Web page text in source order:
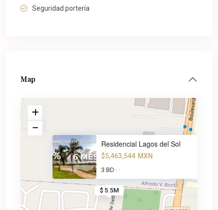
Seguridad portería
Map
$ 5.5M
Residencial Lagos del Sol
$5,463,544 MXN
3 BD · ·